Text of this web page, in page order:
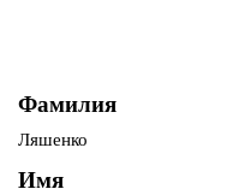
Фамилия
Ляшенко
Имя